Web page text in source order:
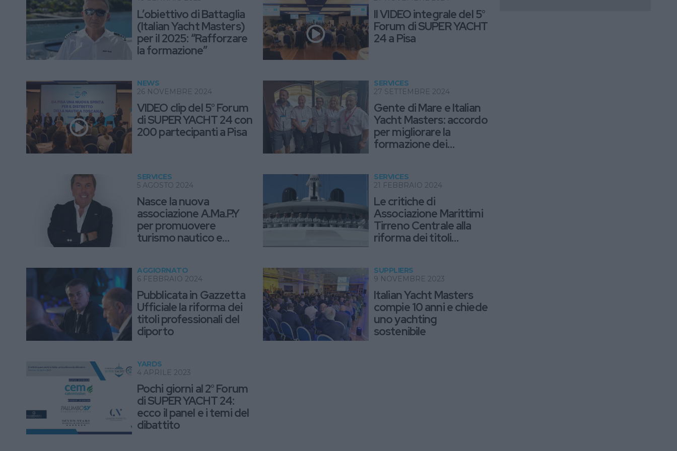
L’obiettivo di Battaglia
(Italian Yacht Masters)
per il 2025: “Rafforzare
la formazione”
Il VIDEO integrale del 5°
Forum di SUPER YACHT
24 a Pisa
VIDEO clip del 5° Forum
di SUPER YACHT 24 con
200 partecipanti a Pisa
NEWS
26 NOVEMBRE 2024
Gente di Mare e Italian
Yacht Masters: accordo
per migliorare la
formazione dei
SERVICES
27 SETTEMBRE 2024
Nasce la nuova
associazione A.Ma.P.Y
per promuovere
turismo nautico e
SERVICES
5 AGOSTO 2024
Le critiche di
Associazione Marittimi
Tirreno Centrale alla
riforma dei titoli
SERVICES
21 FEBBRAIO 2024
Pubblicata in Gazzetta
Ufficiale la riforma dei
titoli professionali del
diporto
AGGIORNATO
6 FEBBRAIO 2024
Italian Yacht Masters
compie 10 anni e chiede
uno yachting
sostenibile
SUPPLIERS
9 NOVEMBRE 2023
Pochi giorni al 2° Forum
di SUPER YACHT 24:
ecco il panel e i temi del
dibattito
YARDS
4 APRILE 2023